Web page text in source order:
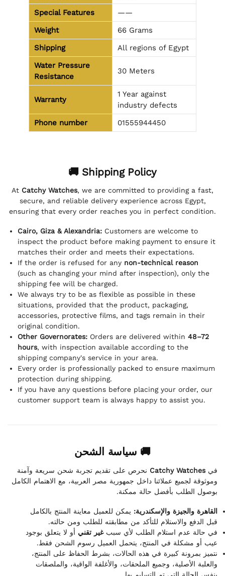
Special Features
——
Weight
66 Grams
Shipping
All regions of Egypt
Water Pressure
Resistance
30 Meters
Warranty
1 Year against
industry defects
Phone number
01555944450
🚚 Shipping Policy
At Catchy Watches, we are committed to providing a fast,
secure, and reliable delivery experience across Egypt,
ensuring that every order reaches you in perfect condition.
Cairo, Giza & Alexandria: Customers are welcome to
inspect the product before making payment to ensure it
matches their order and meets their expectations.
If the order is refused for any non-technical reason
(such as changing your mind after inspection), only the
shipping fee will be charged.
We always try to be as flexible as possible in these
situations, provided that the product, packaging,
accessories, protective films, and tags remain in their
original condition.
Other Governorates: Orders are delivered within 48–72
hours, with inspection available according to the
shipping company's service in your area.
Every order is professionally packed to ensure maximum
protection during shipping.
If you have any questions before placing your order, our
customer support team is always happy to assist you.
🚚 سياسة الشحن
فيCatchy Watches نحرص على تقديم تجربة شحن سريعة وآمنة
وموثوقة لجميع عملائنا داخل جمهورية مصر العربية، مع الاهتمام الكامل
بوصول الطلب بأفضل حالة ممكنة.
القاهرة والجيزة والإسكندرية: يمكن للعميل معاينة المنتج بالكامل
قبل الدفع والاستلام للتأكد من مطابقته للطلب ومن حالته.
في حالة عدم استلام الطلب لأي سببغير تقني أو لا يتعلق بوجود
عيب أو مشكلة في المنتج، يتحمل العميل رسوم الشحن فقط.
نتميز بمرونة كبيرة في هذه الحالات، بشرط الحفاظ على المنتج،
والعلبة الأصلية، وجميع الملحقات، والأغلفة الواقية، والملصقات